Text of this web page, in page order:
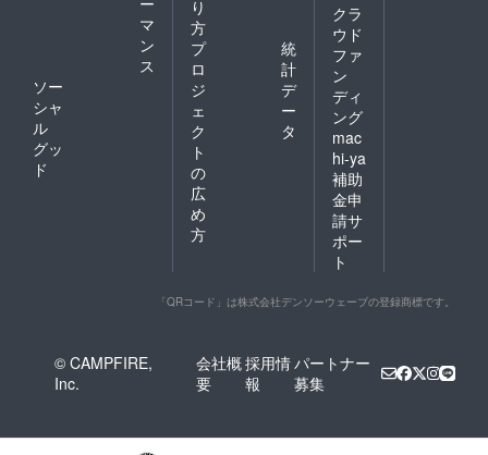
マ
ン
ス
ソー
シャ
ル
グッ
ド
り
方
プ
ロ
ジ
ェ
ク
ト
の
広
め
方
統
計
デ
ー
タ
クラ
ウド
ファ
ン
ディ
ング
mac
hi-ya
補助
金申
請サ
ポー
ト
「QRコード」は株式会社デンソーウェーブの登録商標です。
© CAMPFIRE,
Inc.
会社概
要
採用情
報
パートナー
募集